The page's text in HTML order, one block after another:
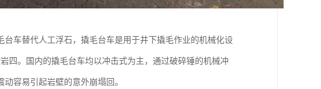
车替代人工浮石，撬毛台车是用于井下撬毛作业的机械化设
四。国内的撬毛台车均以冲击式为主，通过破碎锤的机械冲
容易引起岩壁的意外崩塌回。